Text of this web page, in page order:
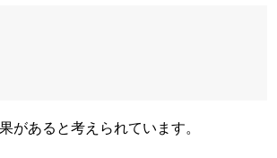
があると考えられています。